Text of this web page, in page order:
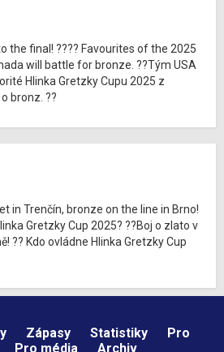
the final! ???? Favourites of the 2025
will battle for bronze. ??Tým USA
Hlinka Gretzky Cupu 2025 z
bronz. ??
in Trenčín, bronze on the line in Brno!
Gretzky Cup 2025? ??Boj o zlato v
?? Kdo ovládne Hlinka Gretzky Cup
Zápasy Statistiky
Pro
Pro média Archiv